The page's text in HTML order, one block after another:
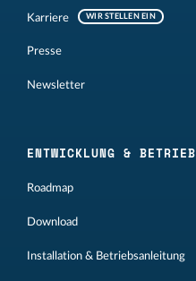
Karriere WIR STELLEN EIN
Presse
Newsletter
ENTWICKLUNG & BETRIEB
Roadmap
Download
Installation & Betriebsanleitung